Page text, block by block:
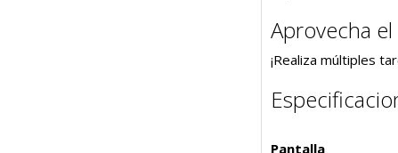
Aprovecha
¡Realiza múltiples
Pantalla